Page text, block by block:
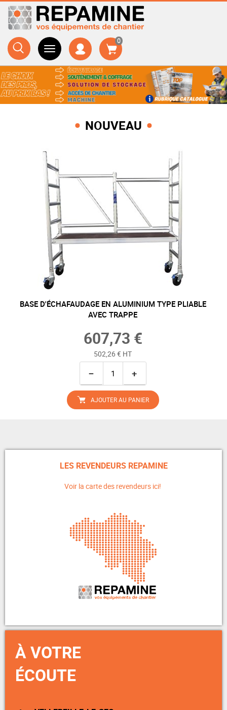
0
NOUVEAU
BASE D'ÉCHAFAUDAGE EN ALUMINIUM TYPE PLIABLE
AVEC TRAPPE
607,73 €
502,26 € HT
− +
AJOUTER AU PANIER
LES REVENDEURS REPAMINE
Voir la carte des revendeurs ici!
À VOTRE
ÉCOUTE